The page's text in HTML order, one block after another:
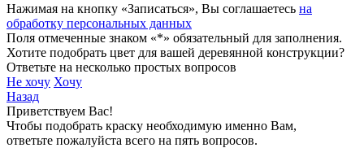
Нажимая на кнопку «Записаться», Вы соглашаетесь на
обработку персональных данных
Поля отмеченные знаком «*» обязательный для заполнения.
Хотите подобрать цвет для вашей деревянной конструкции?
Ответьте на несколько простых вопросов
Не хочу Хочу
Назад
Приветствуем Вас!
Чтобы подобрать краску необходимую именно Вам,
ответьте пожалуйста всего на пять вопросов.